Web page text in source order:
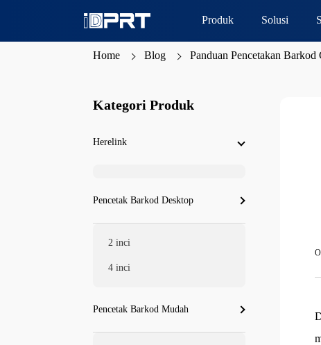
Produk Solusi
Home Blog Panduan Pencetakan
Kategori Produk
Herelink
Pencetak Barkod Desktop
2 inci
4 inci
Pencetak Barkod Mudah